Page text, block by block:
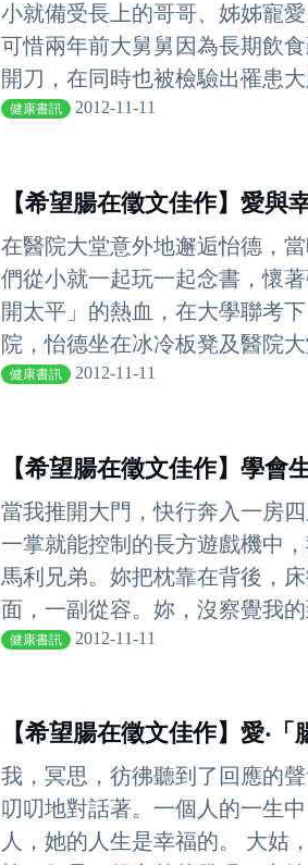
小就備受長上的哥哥、姊姊寵
可惜兩年前大舅舅因為長期飲
開刀，在同時也被檢驗出罹患
健康書訊 2012-11-11
【希望腸在徵文佳作】愛與
在醫院大堂意外地邂逅怡德，
們從小就一起玩一起念書，懷
開太平」的熱血，在大學聯考
院，怡德坐在冰冷板凳及醫院
健康書訊 2012-11-11
【希望腸在徵文佳作】學會
當我推開大門，快行奔入一房
一掌就能控制的長方遊戲機中
馬利兄弟。妳把枕靠在背後，
面，一副從容。妳，沒察覺我
健康書訊 2012-11-11
【希望腸在徵文佳作】愛‧
我，冥思，彷彿聽到了回應的
叨叨地對話著。一個人的一生
人，她的人生是幸福的。 大姑